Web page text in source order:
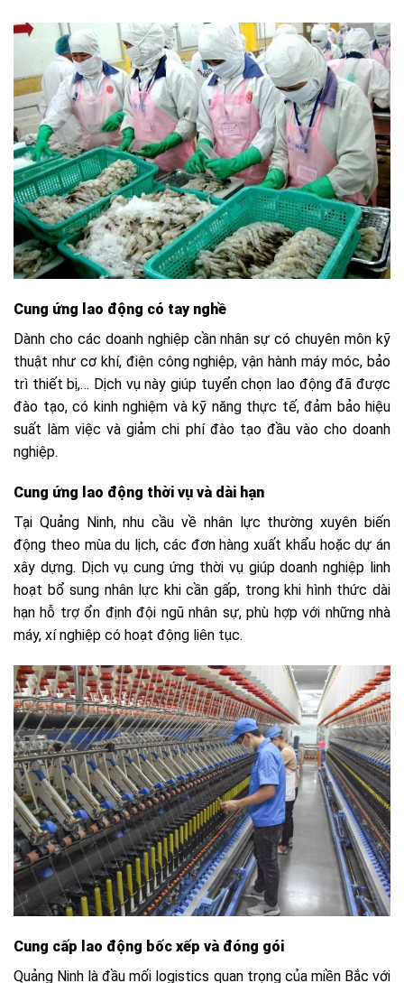
Cung ứng lao động có tay nghề
Dành cho các doanh nghiệp cần nhân sự có chuyên môn kỹ
thuật như cơ khí, điện công nghiệp, vận hành máy móc, bảo
trì thiết bị,… Dịch vụ này giúp tuyển chọn lao động đã được
đào tạo, có kinh nghiệm và kỹ năng thực tế, đảm bảo hiệu
suất làm việc và giảm chi phí đào tạo đầu vào cho doanh
nghiệp.
Cung ứng lao động thời vụ và dài hạn
Tại Quảng Ninh, nhu cầu về nhân lực thường xuyên biến
động theo mùa du lịch, các đơn hàng xuất khẩu hoặc dự án
xây dựng. Dịch vụ cung ứng thời vụ giúp doanh nghiệp linh
hoạt bổ sung nhân lực khi cần gấp, trong khi hình thức dài
hạn hỗ trợ ổn định đội ngũ nhân sự, phù hợp với những nhà
máy, xí nghiệp có hoạt động liên tục.
Cung cấp lao động bốc xếp và đóng gói
Quảng Ninh là đầu mối logistics quan trọng của miền Bắc với